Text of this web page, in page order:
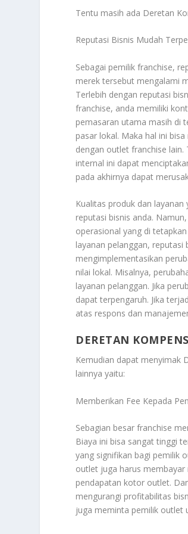
Tentu masih ada Deretan
Reputasi Bisnis Mudah
Sebagai pemilik franchise,
merek tersebut mengalami
Terlebih dengan reputasi
franchise, anda memiliki
pemasaran utama masih di
pasar lokal. Maka hal ini
dengan outlet franchise
internal ini dapat
pada akhirnya dapat
Kualitas produk dan
reputasi bisnis anda.
operasional yang di
layanan pelanggan,
mengimplementasikan
nilai lokal. Misalnya,
layanan pelanggan. Jika
dapat terpengaruh. Jika
atas respons dan
DERETAN
Kemudian dapat menyimak
lainnya yaitu:
Memberikan Fee Kepada
Sebagian besar franchise
Biaya ini bisa sangat tinggi
yang signifikan bagi pemilik
outlet juga harus membayar
pendapatan kotor outlet.
mengurangi profitabilitas
juga meminta pemilik outlet